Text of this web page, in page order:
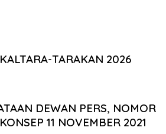
TARAKAN 2026
DEWAN PERS, NOMOR
11 NOVEMBER 2021